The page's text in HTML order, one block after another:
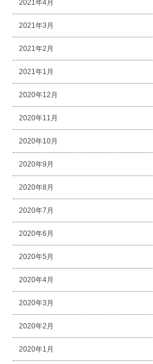
2021年4月
2021年3月
2021年2月
2021年1月
2020年12月
2020年11月
2020年10月
2020年9月
2020年8月
2020年7月
2020年6月
2020年5月
2020年4月
2020年3月
2020年2月
2020年1月